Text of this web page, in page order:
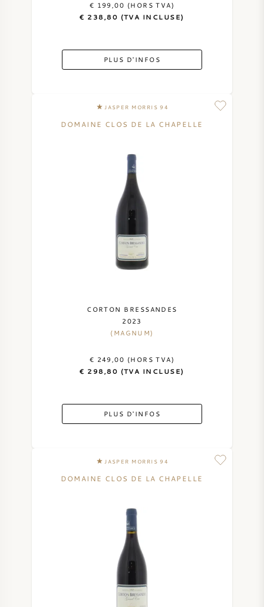
SAUVIGNON BLANC
VIN AMÉRICAIN
VIN PORTUGAIS
BORDEAUX
€ 199,00 (HORS TVA)
€ 238,80 (TVA INCLUSE)
PLUS D'INFOS
JASPER MORRIS 94
DOMAINE CLOS DE LA CHAPELLE
CORTON BRESSANDES
2023
(MAGNUM)
€ 249,00 (HORS TVA)
€ 298,80 (TVA INCLUSE)
PLUS D'INFOS
JASPER MORRIS 94
DOMAINE CLOS DE LA CHAPELLE